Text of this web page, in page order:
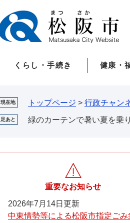
くらし・手続き 健康・
現在地 トップページ > 行政チャン
足あと 緑のカーテンで暑い夏を乗
重要なお知らせ
2026年7月14日更新
中東情勢等による松阪市指定ごみ